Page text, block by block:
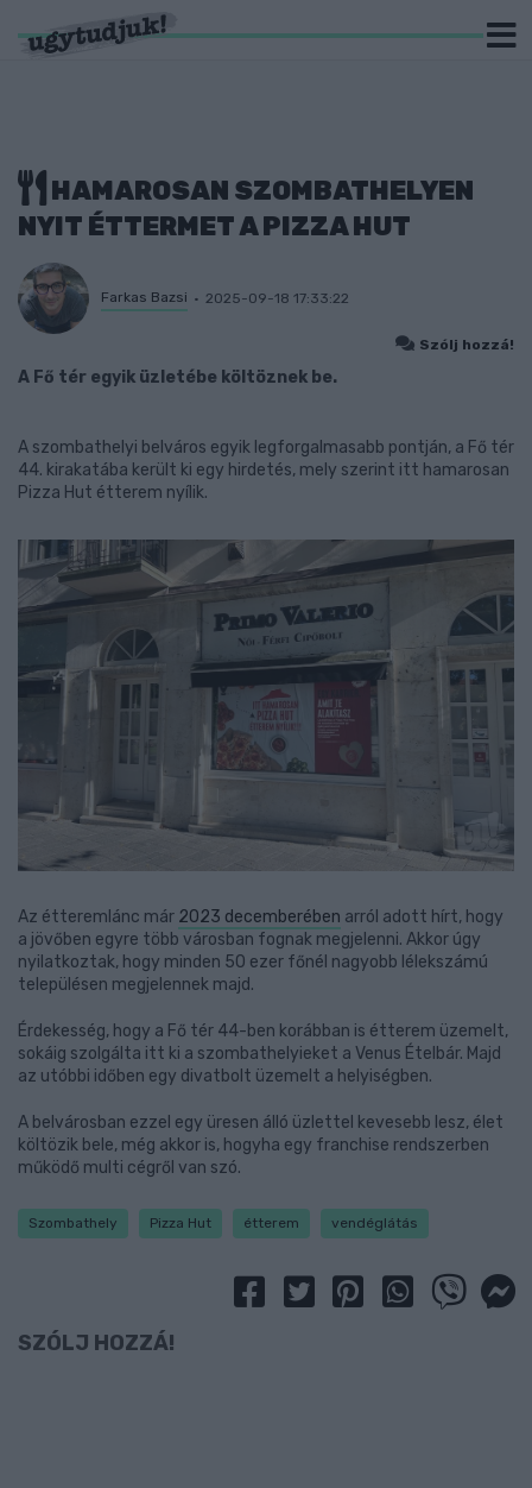
HAMAROSAN SZOMBATHELYEN
NYIT ÉTTERMET A PIZZA HUT
Farkas Bazsi 2025-09-18 17:33:22
Szólj hozzá!
A Fő tér egyik üzletébe költöznek be.
A szombathelyi belváros egyik legforgalmasabb pontján, a Fő tér
44. kirakatába került ki egy hirdetés, mely szerint itt hamarosan
Pizza Hut étterem nyílik.
Az étteremlánc már 2023 decemberében arról adott hírt, hogy
a jövőben egyre több városban fognak megjelenni. Akkor úgy
nyilatkoztak, hogy minden 50 ezer főnél nagyobb lélekszámú
településen megjelennek majd.
Érdekesség, hogy a Fő tér 44-ben korábban is étterem üzemelt,
sokáig szolgálta itt ki a szombathelyieket a Venus Ételbár. Majd
az utóbbi időben egy divatbolt üzemelt a helyiségben.
A belvárosban ezzel egy üresen álló üzlettel kevesebb lesz, élet
költözik bele, még akkor is, hogyha egy franchise rendszerben
működő multi cégről van szó.
Szombathely Pizza Hut étterem vendéglátás
SZÓLJ HOZZÁ!